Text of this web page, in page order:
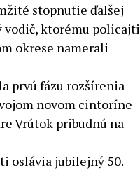
stopnutie ďalšej
vodič, ktorému policajti
okrese namerali
prvú fázu rozšírenia
novom cintoríne
Vrútok pribudnú na
oslávia jubilejný 50.